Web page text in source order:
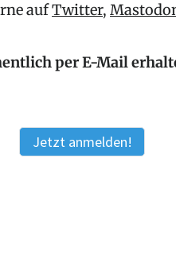
aufTwitter,
per E-Mail